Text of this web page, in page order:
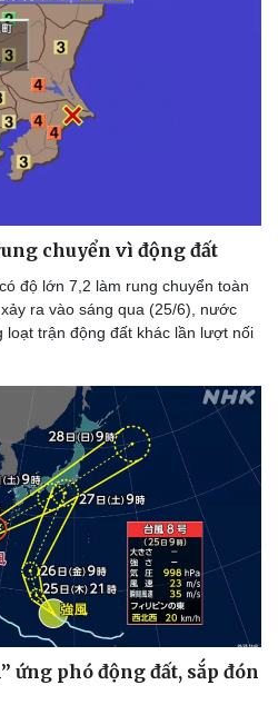
chuyển vì động đất
độ lớn 7,2 làm rung chuyển toàn
ra vào sáng qua (25/6), nước
loạt trận động đất khác lần lượt nối
ứng phó động đất, sắp đón